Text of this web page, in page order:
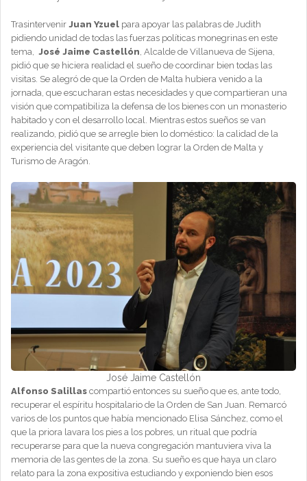
Trasintervenir Juan Yzuel para apoyar las palabras de Judith
pidiendo unidad de todas las fuerzas políticas monegrinas en este
tema, José Jaime Castellón, Alcalde de Villanueva de Sijena,
pidió que se hiciera realidad el sueño de coordinar bien todas las
visitas. Se alegró de que la Orden de Malta hubiera venido a la
jornada, que escucharan estas necesidades y que compartieran una
visión que compatibiliza la defensa de los bienes con un monasterio
habitado y con el desarrollo local. Mientras estos sueños se van
realizando, pidió que se arregle bien lo doméstico: la calidad de la
experiencia del visitante que deben lograr la Orden de Malta y
Turismo de Aragón.
José Jaime Castellón
Alfonso Salillas compartió entonces su sueño que es, ante todo,
recuperar el espíritu hospitalario de la Orden de San Juan. Remarcó
varios de los puntos que había mencionado Elisa Sánchez, como el
que la priora lavara los pies a los pobres, un ritual que podría
recuperarse para que la nueva congregación mantuviera viva la
memoria de las gentes de la zona. Su sueño es que haya un claro
relato para la zona expositiva estudiando y exponiendo bien esos